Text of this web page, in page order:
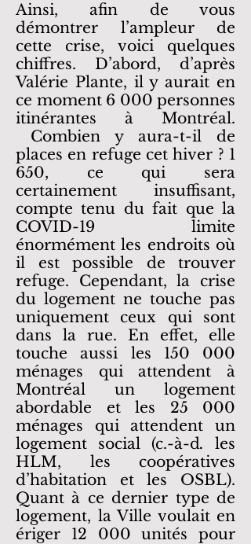
Ainsi, afin de vous
démontrer l’ampleur de
cette crise, voici quelques
chiffres. D’abord, d’après
Valérie Plante, il y aurait en
ce moment 6 000 personnes
itinérantes à Montréal.
Combien y aura-t-il de
places en refuge cet hiver ? 1
650, ce qui sera
certainement insuffisant,
compte tenu du fait que la
COVID-19 limite
énormément les endroits où
il est possible de trouver
refuge. Cependant, la crise
du logement ne touche pas
uniquement ceux qui sont
dans la rue. En effet, elle
touche aussi les 150 000
ménages qui attendent à
Montréal un logement
abordable et les 25 000
ménages qui attendent un
logement social (c.-à-d. les
HLM, les coopératives
d’habitation et les OSBL).
Quant à ce dernier type de
logement, la Ville voulait en
ériger 12 000 unités pour